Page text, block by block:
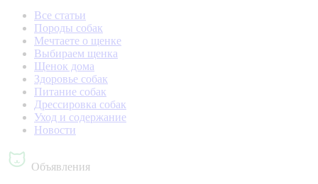
Все статьи
Породы собак
Мечтаете о щенке
Выбираем щенка
Щенок дома
Здоровье собак
Питание собак
Дрессировка собак
Уход и содержание
Новости
Объявления